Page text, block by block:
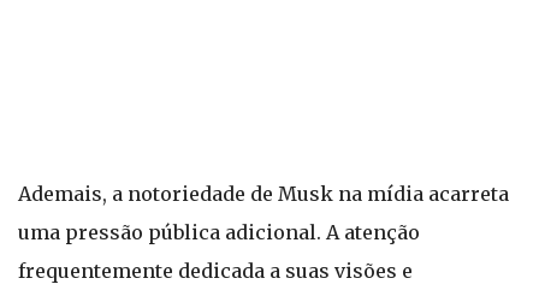
Ademais, a notoriedade de Musk na mídia acarreta
uma pressão pública adicional. A atenção
frequentemente dedicada a suas visões e